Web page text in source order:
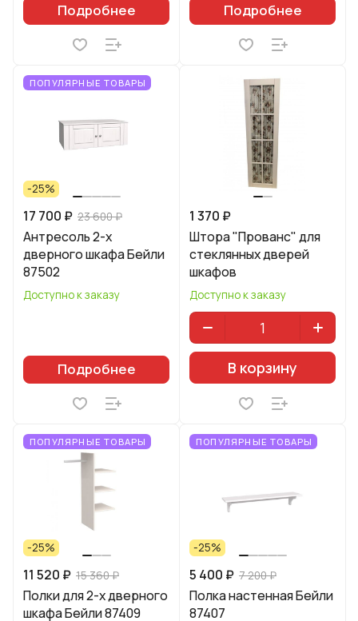
Подробнее Подробнее
ПОПУЛЯРНЫЕ ТОВАРЫ
-25%
17 700 ₽ 23 600 ₽
Антресоль 2-х
дверного шкафа Бейли
87502
Доступно к заказу
Подробнее
1 370 ₽
Штора "Прованс" для
стеклянных дверей
шкафов
Доступно к заказу
В корзину
ПОПУЛЯРНЫЕ ТОВАРЫ
-25%
11 520 ₽ 15 360 ₽
Полки для 2-х дверного
шкафа Бейли 87409
ПОПУЛЯРНЫЕ ТОВАРЫ
-25%
5 400 ₽ 7 200 ₽
Полка настенная Бейли
87407